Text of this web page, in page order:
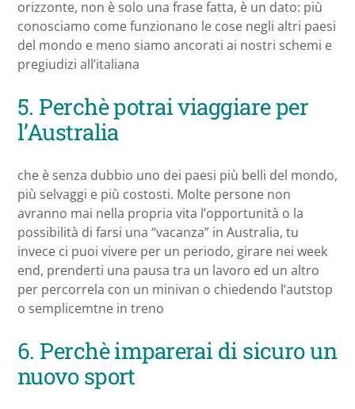
orizzonte, non è solo una frase fatta, è un dato: più
conosciamo come funzionano le cose negli altri paesi
del mondo e meno siamo ancorati ai nostri schemi e
pregiudizi all’italiana
5. Perchè potrai viaggiare per
l’Australia
che è senza dubbio uno dei paesi più belli del mondo,
più selvaggi e più costosti. Molte persone non
avranno mai nella propria vita l’opportunità o la
possibilità di farsi una “vacanza” in Australia, tu
invece ci puoi vivere per un periodo, girare nei week
end, prenderti una pausa tra un lavoro ed un altro
per percorrela con un minivan o chiedendo l’autstop
o semplicemtne in treno
6. Perchè imparerai di sicuro un
nuovo sport